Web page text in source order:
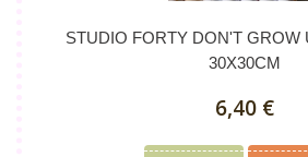
STUDIO FORTY DON'T GROW
30X30CM
6,40 €